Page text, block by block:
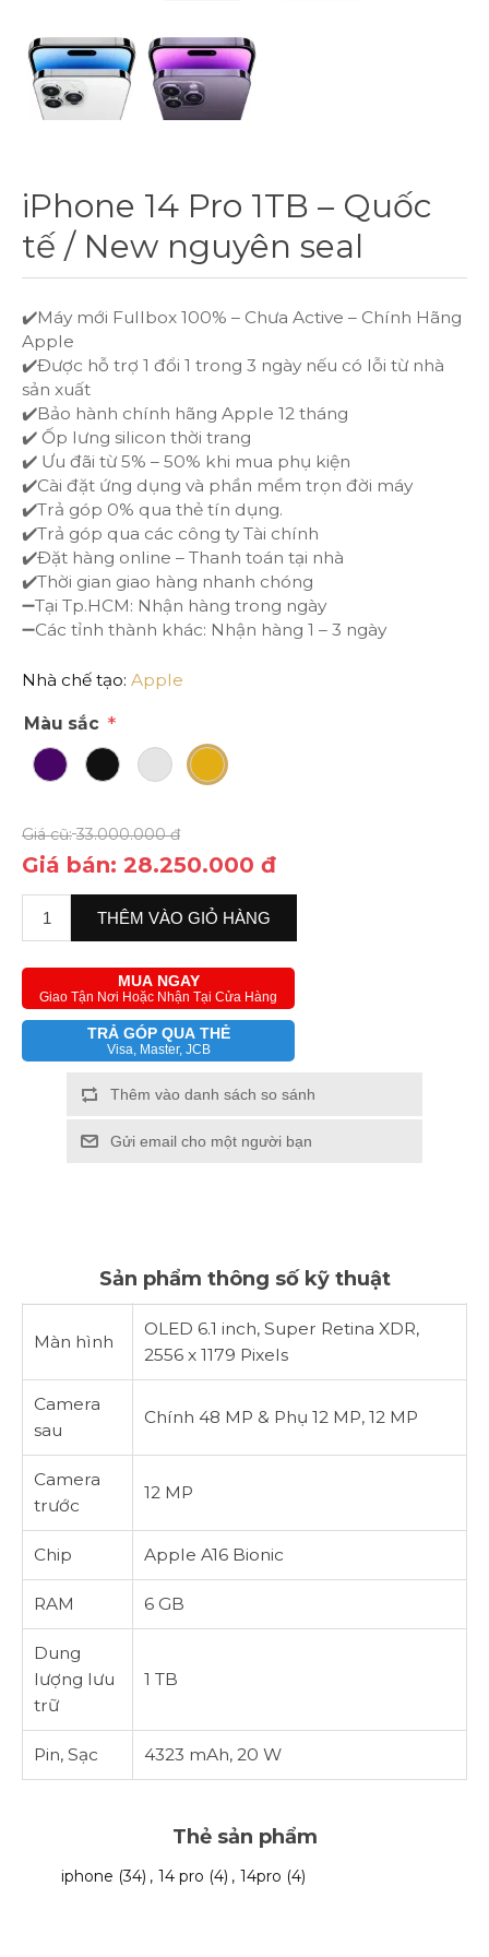
iPhone 14 Pro 1TB – Quốc
tế / New nguyên seal
✔️Máy mới Fullbox 100% – Chưa Active – Chính Hãng
Apple
✔️Được hỗ trợ 1 đổi 1 trong 3 ngày nếu có lỗi từ nhà
sản xuất
✔️Bảo hành chính hãng Apple 12 tháng
✔️ Ốp lưng silicon thời trang
✔️ Ưu đãi từ 5% – 50% khi mua phụ kiện
✔️Cài đặt ứng dụng và phần mềm trọn đời máy
✔️Trả góp 0% qua thẻ tín dụng.
✔️Trả góp qua các công ty Tài chính
✔️Đặt hàng online – Thanh toán tại nhà
✔️Thời gian giao hàng nhanh chóng
➖Tại Tp.HCM: Nhận hàng trong ngày
➖Các tỉnh thành khác: Nhận hàng 1 – 3 ngày
Nhà chế tạo: Apple
Màu sắc *
Giá cũ: 33.000.000 đ
Giá bán: 28.250.000 đ
MUA NGAY
Giao Tận Nơi Hoặc Nhận Tại Cửa Hàng
TRẢ GÓP QUA THẺ
Visa, Master, JCB
Thêm vào danh sách so sánh
Gửi email cho một người bạn
Sản phẩm thông số kỹ thuật
Màn hình
OLED 6.1 inch, Super Retina XDR,
2556 x 1179 Pixels
Camera
sau
Chính 48 MP & Phụ 12 MP, 12 MP
Camera
trước
12 MP
Chip Apple A16 Bionic
RAM 6 GB
Dung
lượng lưu
trữ
1 TB
Pin, Sạc 4323 mAh, 20 W
Thẻ sản phẩm
iphone (34) , 14 pro (4) , 14pro (4)
IPHONE 14
IPHONE 13 PRO MAX
IPHONE 13 PRO
IPHONE 13
IPHONE 12
IPHONE 12 PRO
IPHONE 12 PRO MAX
IPHONE 12 MINI
IPHONE 11
IPHONE 11 PRO MAX
IPHONE XS MAX
IPHONE X
IPHONE 8 PLUS
IPHONE 7 PLUS